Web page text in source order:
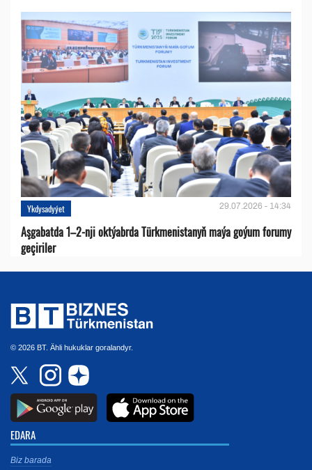
Ykdysadyýet 29.07.2026 - 14:34
Aşgabatda 1–2-nji oktýabrda Türkmenistanyň maýa goýum forumy
geçiriler
© 2026 BT. Ähli hukuklar goralandyr.
EDARA
Biz barada